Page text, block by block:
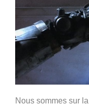
Nous sommes sur